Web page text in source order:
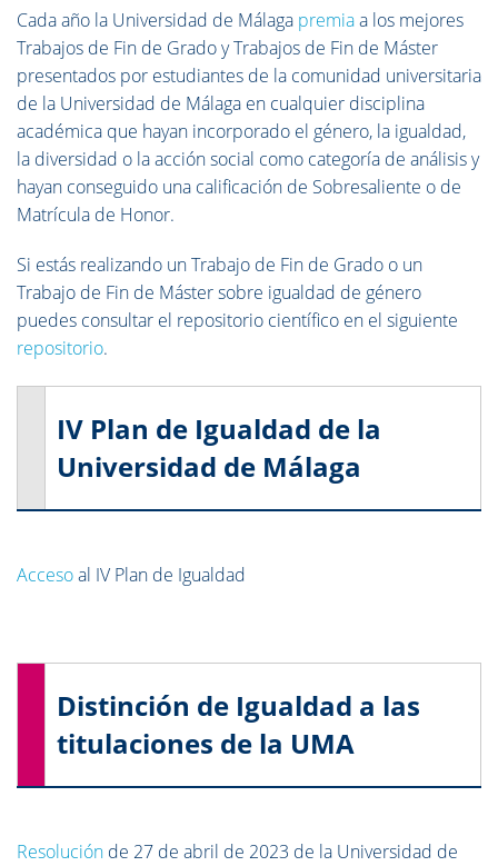
Cada año la Universidad de Málaga premiaa los mejores
Trabajos de Fin de Grado y Trabajos de Fin de Máster
presentados por estudiantes de la comunidad universitaria
de la Universidad de Málaga en cualquier disciplina
académica que hayan incorporado el género, la igualdad,
la diversidad o la acción social como categoría de análisis y
hayan conseguido una calificación de Sobresaliente o de
Matrícula de Honor.
Si estás realizando un Trabajo de Fin de Grado o un
Trabajo de Fin de Máster sobre igualdad de género
puedes consultar el repositorio científico en el siguiente
repositorio.
IV Plan de Igualdad de la
Universidad de Málaga
Accesoal IV Plan de Igualdad
Distinción de Igualdad a las
titulaciones de la UMA
Resolución de 27 de abril de 2023 de la Universidad de